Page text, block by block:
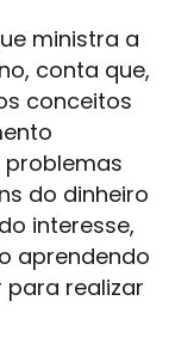
ministra a
conta que,
conceitos
do dinheiro
interesse,
aprendendo
realizar